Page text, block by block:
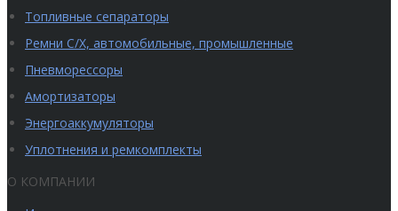
Топливные сепараторы
Ремни С/Х, автомобильные, промышленные
Пневморессоры
Амортизаторы
Энергоаккумуляторы
Уплотнения и ремкомплекты
О КОМПАНИИ